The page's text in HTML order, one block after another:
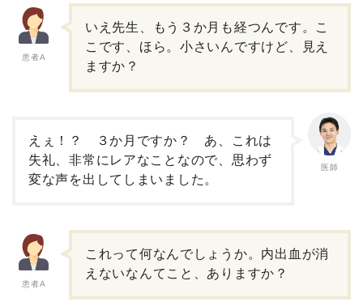
患者A
いえ先生、もう３か月も経つんです。こ
こです、ほら。小さいんですけど、見え
ますか？
医師
えぇ！？ ３か月ですか？ あ、これは
失礼、非常にレアなことなので、思わず
変な声を出してしまいました。
患者A
これって何なんでしょうか。内出血が消
えないなんてこと、ありますか？